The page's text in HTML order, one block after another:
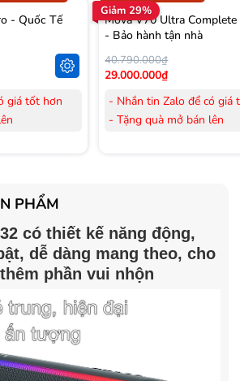
- Quốc Tế
giá tốt hơn
150.000đ
nội thành
hãng
Giảm 29%
Mova V70 Ultra
- Bảo hành tận nhà
40.790.000₫
29.000.000₫
- Nhắn tin Zalo để có giá
- Tặng quà mở bán lên
- Cam kết hàng mới
- Lắp đặt, HDSD tại nhà
Hà Nội, Hồ Chí Minh
- Bảo hành 36 tháng
PHẨM
có thiết kế năng động,
dễ dàng mang theo, cho
phần vui nhộn